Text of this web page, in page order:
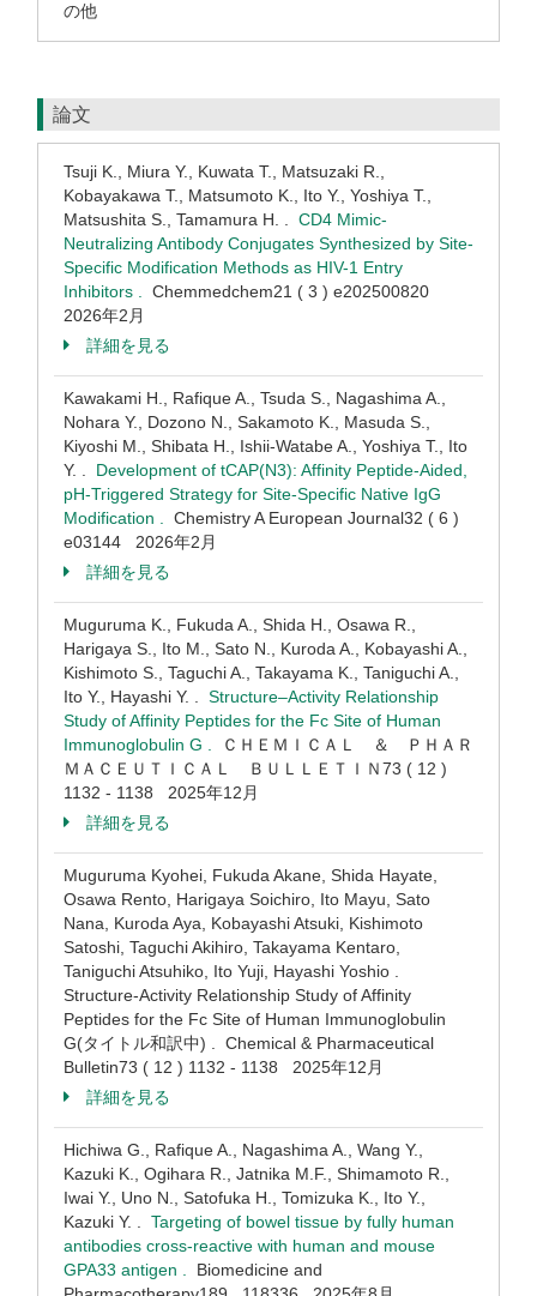
の他
論文
Tsuji K., Miura Y., Kuwata T., Matsuzaki R.,
Kobayakawa T., Matsumoto K., Ito Y., Yoshiya T.,
Matsushita S., Tamamura H. . CD4 Mimic-
Neutralizing Antibody Conjugates Synthesized by Site-
Specific Modification Methods as HIV-1 Entry
Inhibitors . Chemmedchem21 ( 3 ) e202500820
2026年2月
詳細を見る
Kawakami H., Rafique A., Tsuda S., Nagashima A.,
Nohara Y., Dozono N., Sakamoto K., Masuda S.,
Kiyoshi M., Shibata H., Ishii-Watabe A., Yoshiya T., Ito
Y. . Development of tCAP(N3): Affinity Peptide-Aided,
pH-Triggered Strategy for Site-Specific Native IgG
Modification . Chemistry A European Journal32 ( 6 )
e03144 2026年2月
詳細を見る
Muguruma K., Fukuda A., Shida H., Osawa R.,
Harigaya S., Ito M., Sato N., Kuroda A., Kobayashi A.,
Kishimoto S., Taguchi A., Takayama K., Taniguchi A.,
Ito Y., Hayashi Y. . Structure–Activity Relationship
Study of Affinity Peptides for the Fc Site of Human
Immunoglobulin G .
ＣＨＥＭＩＣＡＬ ＆ ＰＨＡＲ
ＭＡＣＥＵＴＩＣＡＬ ＢＵＬＬＥＴＩＮ73 ( 12 )
1132 - 1138 2025年12月
詳細を見る
Muguruma Kyohei, Fukuda Akane, Shida Hayate,
Osawa Rento, Harigaya Soichiro, Ito Mayu, Sato
Nana, Kuroda Aya, Kobayashi Atsuki, Kishimoto
Satoshi, Taguchi Akihiro, Takayama Kentaro,
Taniguchi Atsuhiko, Ito Yuji, Hayashi Yoshio .
Structure-Activity Relationship Study of Affinity
Peptides for the Fc Site of Human Immunoglobulin
G(タイトル和訳中) . Chemical & Pharmaceutical
Bulletin73 ( 12 ) 1132 - 1138 2025年12月
詳細を見る
Hichiwa G., Rafique A., Nagashima A., Wang Y.,
Kazuki K., Ogihara R., Jatnika M.F., Shimamoto R.,
Iwai Y., Uno N., Satofuka H., Tomizuka K., Ito Y.,
Kazuki Y. . Targeting of bowel tissue by fully human
antibodies cross-reactive with human and mouse
GPA33 antigen . Biomedicine and